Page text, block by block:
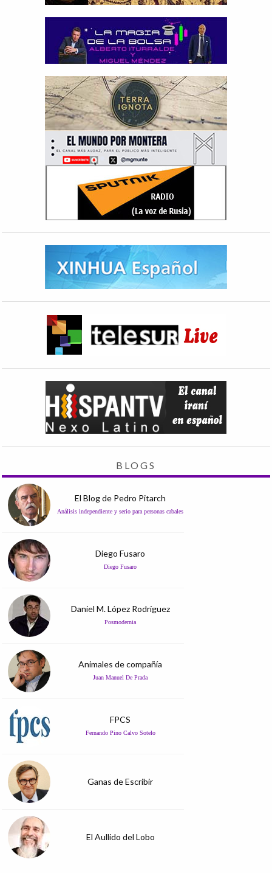
BLOGS
El Blog de Pedro Pitarch
Análisis independiente y serio para personas cabales
Diego Fusaro
Diego Fusaro
Daniel M. López Rodríguez
Posmodernia
Animales de compañía
Juan Manuel De Prada
FPCS
Fernando Pino Calvo Sotelo
Ganas de Escribir
El Aullido del Lobo